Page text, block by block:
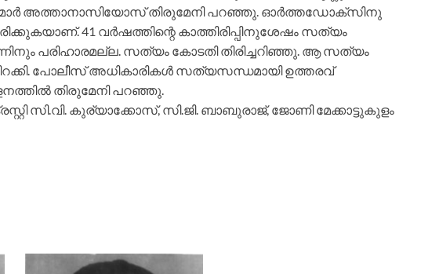
അത്താനാസിയോസ് തിരുമേനി പറഞ്ഞു. ഓര്‍ത്തഡോക്‌സിനു
41 വര്‍ഷത്തിന്റെ കാത്തിരിപ്പിനുശേഷം സത്യം
പരിഹാരമല്ല. സത്യം കോടതി തിരിച്ചറിഞ്ഞു. ആ സത്യം
പോലീസ് അധികാരികള്‍ സത്യസന്ധമായി ഉത്തരവ്
തിരുമേനി പറഞ്ഞു.
സി.വി. കുര്യാക്കോസ്, സി.ജി. ബാബുരാജ്, ജോണി മേക്കാട്ടുകുളം